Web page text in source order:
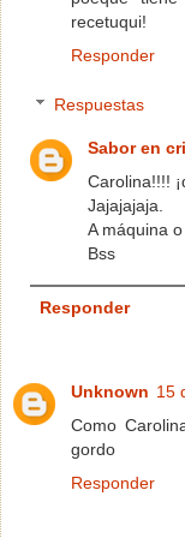
recetuqui!
Responder
Respuestas
Sabor en
Carolina!!!!
Jajajajaja.
A máquina
Bss
Responder
Unknown 15
Como
gordo
Responder